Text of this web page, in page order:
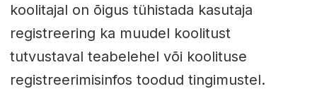
koolitajal on õigus tühistada kasutaja
registreering ka muudel koolitust
tutvustaval teabelehel või koolituse
registreerimisinfos toodud tingimustel.